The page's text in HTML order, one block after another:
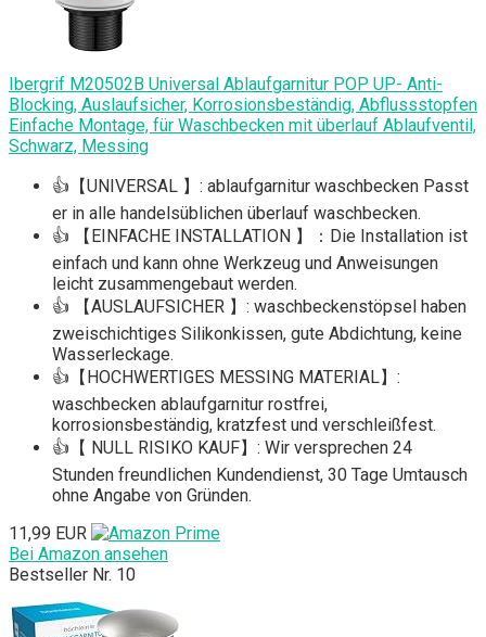
Ibergrif M20502B Universal Ablaufgarnitur POP UP- Anti-
Blocking, Auslaufsicher, Korrosionsbeständig, Abflussstopfen
Einfache Montage, für Waschbecken mit überlauf Ablaufventil,
Schwarz, Messing
👍【UNIVERSAL 】: ablaufgarnitur waschbecken Passt
er in alle handelsüblichen überlauf waschbecken.
👍 【EINFACHE INSTALLATION 】：Die Installation ist
einfach und kann ohne Werkzeug und Anweisungen
leicht zusammengebaut werden.
👍 【AUSLAUFSICHER 】: waschbeckenstöpsel haben
zweischichtiges Silikonkissen, gute Abdichtung, keine
Wasserleckage.
👍【HOCHWERTIGES MESSING MATERIAL】:
waschbecken ablaufgarnitur rostfrei,
korrosionsbeständig, kratzfest und verschleißfest.
👍【 NULL RISIKO KAUF】: Wir versprechen 24
Stunden freundlichen Kundendienst, 30 Tage Umtausch
ohne Angabe von Gründen.
11,99 EUR
Bei Amazon ansehen
Bestseller Nr. 10